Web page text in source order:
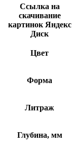
Ссылка на
скачивание
картинок Яндекс
Диск
Цвет
Форма
Литраж
Глубина, мм